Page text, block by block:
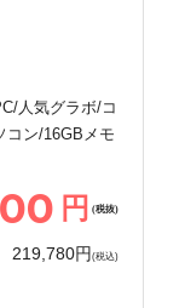
人気グラボ/コ
コン/16GBメモ
円 (税抜)
219,780円 (税込)